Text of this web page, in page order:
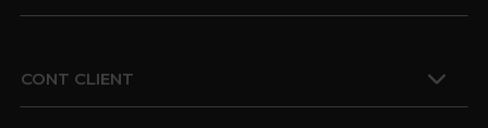
CONT CLIENT